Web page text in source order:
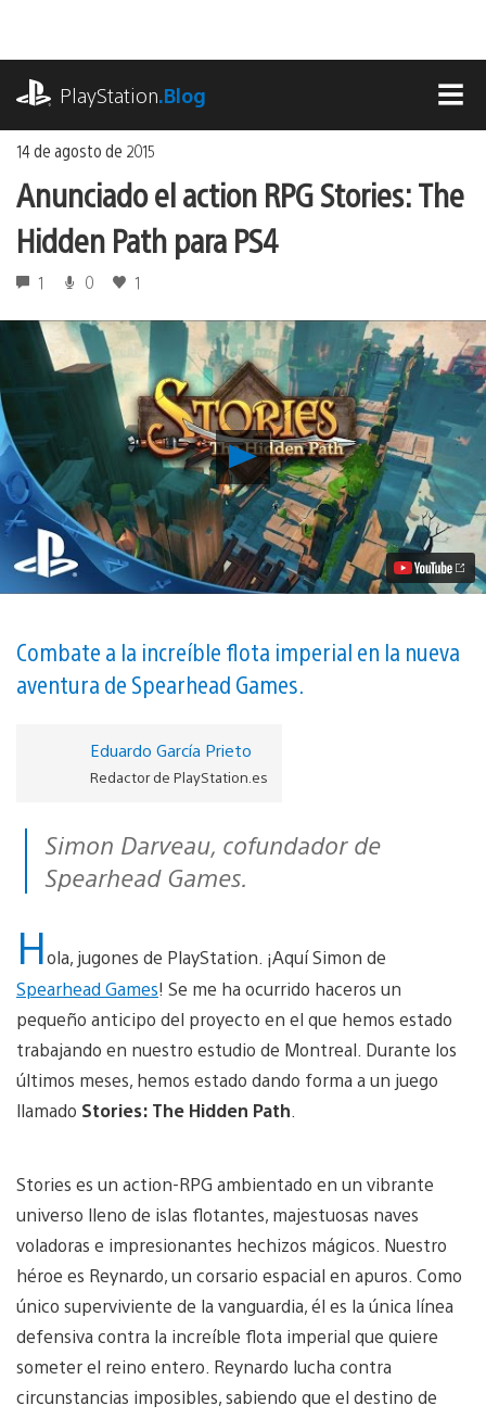
contenido
PlayStation.Blog
14 de agosto de 2015
Anunciado el action RPG Stories: The
Hidden Path para PS4
1 0 1
Reproducir
Anunciado
el
action
RPG
Stories:
The
Hidden
PS4
vídeo
Combate a la increíble flota imperial en la nueva
aventura de Spearhead Games.
Eduardo García Prieto
Redactor de PlayStation.es
Simon Darveau, cofundador de
Spearhead Games.
Hola, jugones de PlayStation. ¡Aquí Simon de
Spearhead Games! Se me ha ocurrido haceros un
pequeño anticipo del proyecto en el que hemos estado
trabajando en nuestro estudio de Montreal. Durante los
últimos meses, hemos estado dando forma a un juego
llamado Stories: The Hidden Path
Stories es un action-RPG ambientado en un vibrante
universo lleno de islas flotantes, majestuosas naves
voladoras e impresionantes hechizos mágicos. Nuestro
héroe es Reynardo, un corsario espacial en apuros. Como
único superviviente de la vanguardia, él es la única línea
defensiva contra la increíble flota imperial que quiere
someter el reino entero. Reynardo lucha contra
circunstancias imposibles, sabiendo que el destino de